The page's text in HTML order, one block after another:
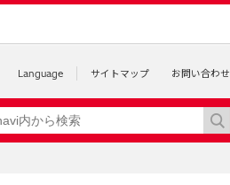
Language サイトマップ お問い合わせ